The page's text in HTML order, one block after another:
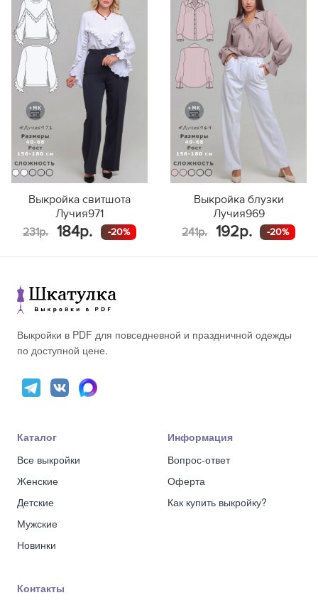
Выкройка свитшота
Лучия971
231р.
184р. -20%
Выкройка блузки
Лучия969
241р.
192р. -20%
Выкройки в PDF для повседневной и праздничной одежды
по доступной цене.
Каталог
Все выкройки
Женские
Детские
Мужские
Новинки
Информация
Вопрос-ответ
Оферта
Как купить выкройку?
Контакты